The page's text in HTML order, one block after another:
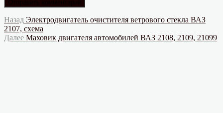
Навигация
по
Назад Предыдущая
запись:
Электродвигатель очистителя ветрового стекла ВАЗ
2107, схема
Далее Следующая
Маховик двигателя автомобилей ВАЗ 2108, 2109, 21099